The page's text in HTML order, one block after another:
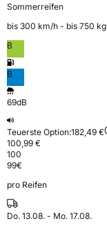
Sommerreifen
bis 300 km⁠/⁠h - bis 750 kg
B
B
69dB
Teuerste Option:182,49 €
100,99 €
100
99€
pro Reifen
Do. 13.08. - Mo. 17.08.